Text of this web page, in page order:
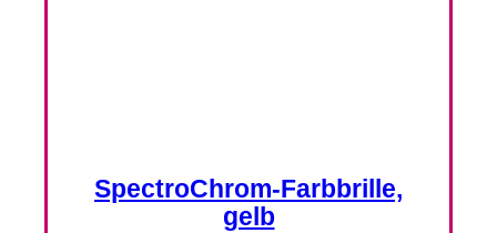
SpectroChrom-Farbbrille,
gelb